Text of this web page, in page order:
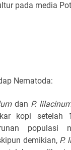
pada media
Nematoda:
dan P.
kopi setelah
populasi
demikian, P.